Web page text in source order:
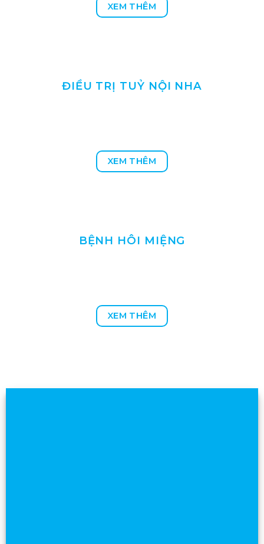
XEM THÊM
ĐIỀU TRỊ TUỶ NỘI NHA
XEM THÊM
BỆNH HÔI MIỆNG
XEM THÊM